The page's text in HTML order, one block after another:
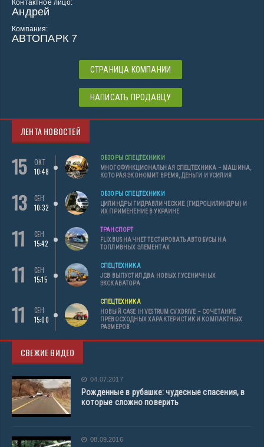
Контактное лицо:
Андрей
Компания:
АВТОПАРК 7
СТРАНИЦА КОМПАНИИ
НАПИСАТЬ ПРОДАВЦУ
ЛЕНТА НОВОСТЕЙ
15
ОКТ
10:48
ОБЗОРЫ СПЕЦТЕХНИКИ
МНОГОФУНКЦИОНАЛЬНАЯ СПЕЦТЕХНИКА – МАШИНА,
КОТОРАЯ ЭКОНОМИТ ВРЕМЯ, ДЕНЬГИ И УСИЛИЯ
13
СЕН
10:32
ОБЗОРЫ СПЕЦТЕХНИКИ
ЦИЛИНДРЫ ГИДРАВЛИЧЕСКИЕ (ГИДРОЦИЛИНДРЫ) И
ИХ ПРИМЕНЕНИЕ В УКРАИНЕ
11
СЕН
15:42
ТРАНСПОРТ
FLIXBUS НАЧНЕТ ТЕСТИРОВАТЬ АВТОБУСЫ НА
ТОПЛИВНЫХ ЭЛЕМЕНТАХ
11
СЕН
15:15
СПЕЦТЕХНИКА
JCB ВЫПУСТИЛ ДВА НОВЫХ ГУСЕНИЧНЫХ
ЭКСКАВАТОРА
11
СЕН
15:00
СПЕЦТЕХНИКА
НОВЫЙ CASE IH VESTRUM CVXDRIVE – СОЧЕТАНИЕ
ПРЕВОСХОДНЫХ ХАРАКТЕРИСТИК И КОМПАКТНЫХ
РАЗМЕРОВ
СВЕЖИЕ ВИДЕО
04.07.2017
Рожденные в рубашке: чудесные спасения, в
которые сложно поверить
08.09.2016